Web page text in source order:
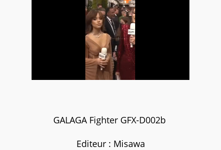
GALAGA Fighter GFX-D002b
Editeur : Misawa